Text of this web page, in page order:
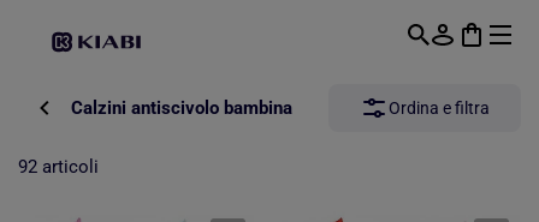
Calzini antiscivolo bambina Ordina e filtra
92 articoli